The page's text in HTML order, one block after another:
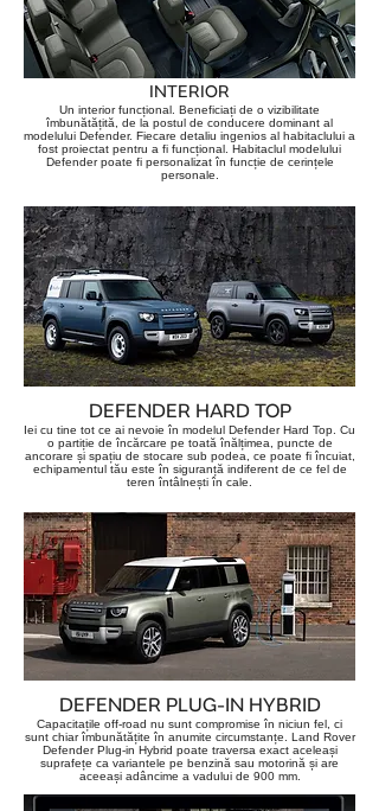
INTERIOR
Un interior funcțional. Beneficiați de o vizibilitate
îmbunătățită, de la postul de conducere dominant al
modelului Defender. Fiecare detaliu ingenios al habitaclului a
fost proiectat pentru a fi funcțional. Habitaclul modelului
Defender poate fi personalizat în funcție de cerințele
personale.
DEFENDER HARD TOP
Iei cu tine tot ce ai nevoie în modelul Defender Hard Top. Cu
o partiție de încărcare pe toată înălțimea, puncte de
ancorare și spațiu de stocare sub podea, ce poate fi încuiat,
echipamentul tău este în siguranță indiferent de ce fel de
teren întâlnești în cale.
DEFENDER PLUG-IN HYBRID
Capacitațile off-road nu sunt compromise în niciun fel, ci
sunt chiar îmbunătățite în anumite circumstanțe. Land Rover
Defender Plug-in Hybrid poate traversa exact aceleași
suprafețe ca variantele pe benzină sau motorină și are
aceeași adâncime a vadului de 900 mm.